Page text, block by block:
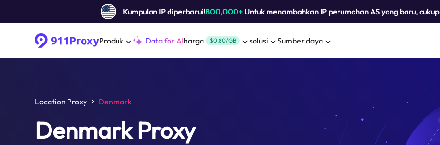
Kumpulan IP diperbarui!800,000+Untuk menambahkan IP perumahan AS yang baru, cukup
Produk Data for AIharga $0.80/GB solusi Sumber daya
Location Proxy Denmark
Denmark Proxy